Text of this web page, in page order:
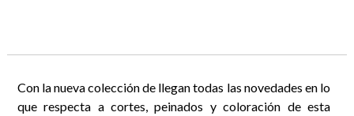
Con la nueva colección de llegan todas las novedades en lo
que respecta a cortes, peinados y coloración de esta